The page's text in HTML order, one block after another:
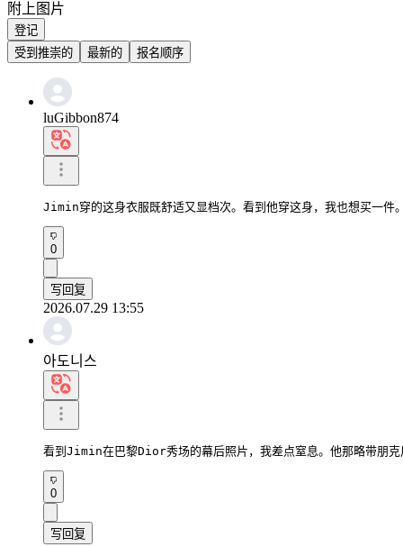
附上图片
登记
受到推崇的
最新的 报名顺序
luGibbon874
Jimin穿的这身衣服既舒适又显档次。看到他穿这身，我也想买一件
0
写回复
2026.07.29 13:55
아도니스
看到Jimin在巴黎Dior秀场的幕后照片，我差点窒息。他那略带朋
0
写回复